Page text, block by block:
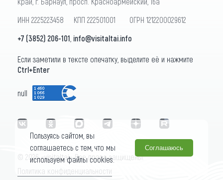
ИНН 2225223458 КПП 222501001 ОГРН 1212200029612
+7 (3852) 206-101 info@visitaltai.info
Если заметили в тексте опечатку, выделите её и нажмите
Ctrl+Enter
null
© 2026 «visitaltai» Все права защищены.
Политика конфиденциальности
Пользуясь сайтом, вы
соглашаетесь с тем, что мы
используем файлы cookies.
Соглашаюсь